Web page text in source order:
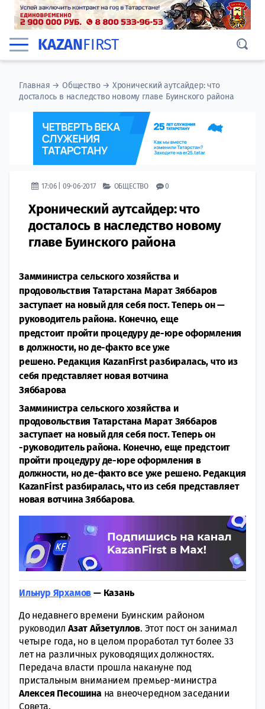
KAZANFIRST
Главная →Общество→ Хронический аутсайдер: что
досталось в наследство новому главе Буинского района
17:06 | 09-06-2017 ОБЩЕСТВО 0
Хронический аутсайдер: что
досталось в наследство новому
главе Буинского района
Замминистра сельского хозяйства и
продовольствия Татарстана Марат Зяббаров
заступает на новый для себя пост. Теперь он —
руководитель района. Конечно, еще
предстоит пройти процедуру де-юре оформления
в должности, но де-факто все уже
решено. Редакция KazanFirst разбиралась, что из
себя представляет новая вотчина
Зяббарова
Замминистра сельского хозяйства и
продовольствия Татарстана Марат Зяббаров
заступает на новый для себя пост. Теперь он
-руководитель района. Конечно, еще предстоит
пройти процедуру де-юре оформления в
должности, но де-факто все уже решено. Редакция
KazanFirst разбиралась, что из себя представляет
новая вотчина Зяббарова.
Ильнур Ярхамов — Казань
До недавнего времени Буинским районом
руководилАзат Айзетуллов. Этот пост он занимал
четыре года, но в целом проработал тут более 33
лет на различных руководящих должностях.
Передача власти прошла накануне под
пристальным вниманием премьер-министра
Алексея Песошинана внеочередном заседании
Совета.